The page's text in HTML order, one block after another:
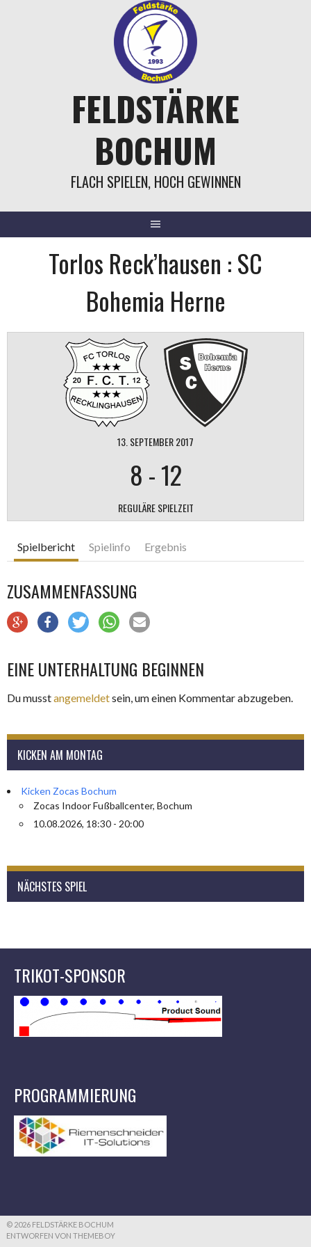
FELDSTÄRKE
BOCHUM
FLACH SPIELEN, HOCH GEWINNEN
Torlos Reck’hausen : SC
Bohemia Herne
13. SEPTEMBER 2017
8 -12
REGULÄRE SPIELZEIT
Spielbericht Spielinfo Ergebnis
ZUSAMMENFASSUNG
EINE UNTERHALTUNG BEGINNEN
Du musstangemeldetsein, um einen Kommentar abzugeben.
KICKEN AM MONTAG
Kicken Zocas Bochum
Zocas Indoor Fußballcenter, Bochum
10.08.2026, 18:30 - 20:00
NÄCHSTES SPIEL
TRIKOT-SPONSOR
PROGRAMMIERUNG
© 2026 FELDSTÄRKE BOCHUM
ENTWORFEN VON THEMEBOY